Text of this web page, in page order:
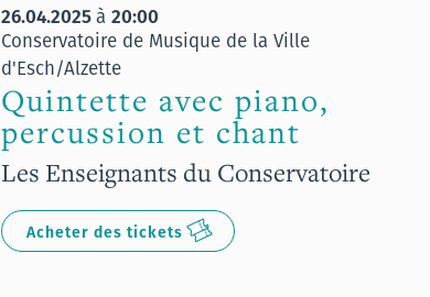
26.04.2025à 20:00
Conservatoire de Musique de la Ville
d'Esch/Alzette
Quintette avec piano,
percussion et chant
Les Enseignants du Conservatoire
Acheter des tickets